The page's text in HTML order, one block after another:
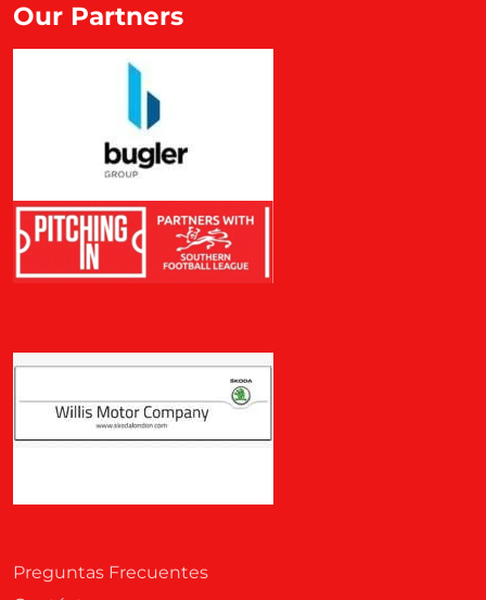
Preguntas Frecuentes
Our Partners